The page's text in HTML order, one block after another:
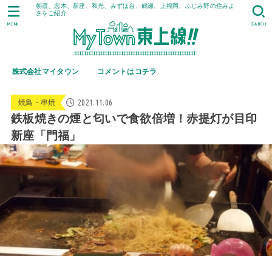
朝霞、志木、新座、和光、みずほ台、鶴瀬、上福岡、ふじみ野の住みよ
さをご紹介
株式会社マイタウン コメントはコチラ
SEARCH
MENU
焼鳥・串焼 2021.11.06
鉄板焼きの煙と匂いで食欲倍増！赤提灯が目印
新座「門福」